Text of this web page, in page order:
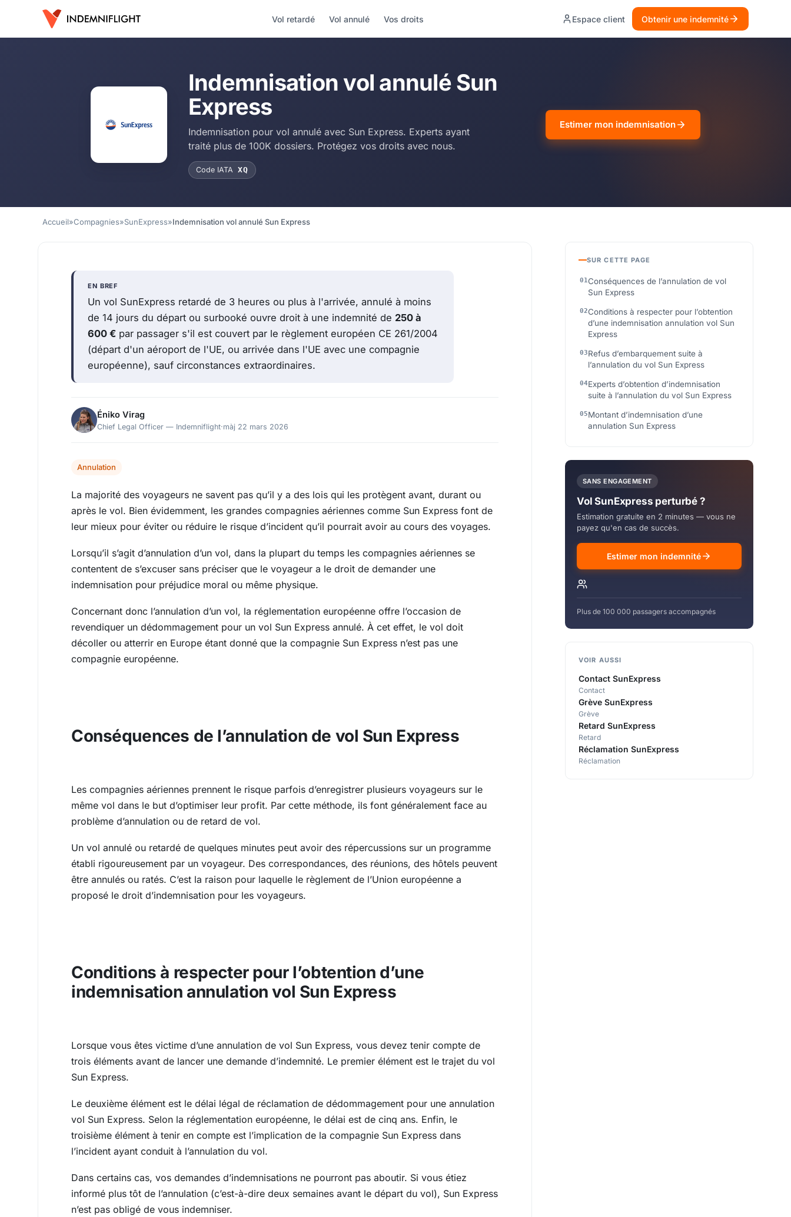
Vol retardé Vol annulé Vos droits Espace client Obtenir une indemnité
Indemnisation vol annulé Sun
Express
Indemnisation pour vol annulé avec Sun Express. Experts ayant
traité plus de 100K dossiers. Protégez vos droits avec nous.
Code IATA XQ
Estimer mon indemnisation
Accueil»Compagnies»SunExpress»Indemnisation vol annulé Sun Express
EN BREF
Un vol SunExpress retardé de 3 heures ou plus à l'arrivée, annulé à moins
de 14 jours du départ ou surbooké ouvre droit à une indemnité de 250 à
600 € par passager s'il est couvert par le règlement européen CE 261/2004
(départ d'un aéroport de l'UE, ou arrivée dans l'UE avec une compagnie
européenne), sauf circonstances extraordinaires.
Éniko Virag
Chief Legal Officer — Indemniflight·màj 22 mars 2026
Annulation
La majorité des voyageurs ne savent pas qu’il y a des lois qui les protègent avant, durant ou
après le vol. Bien évidemment, les grandes compagnies aériennes comme Sun Express font de
leur mieux pour éviter ou réduire le risque d’incident qu’il pourrait avoir au cours des voyages.
Lorsqu’il s’agit d’annulation d’un vol, dans la plupart du temps les compagnies aériennes se
contentent de s’excuser sans préciser que le voyageur a le droit de demander une
indemnisation pour préjudice moral ou même physique.
Concernant donc l’annulation d’un vol, la réglementation européenne offre l’occasion de
revendiquer un dédommagement pour un vol Sun Express annulé. À cet effet, le vol doit
décoller ou atterrir en Europe étant donné que la compagnie Sun Express n’est pas une
compagnie européenne.
Conséquences de l’annulation de vol Sun Express
Les compagnies aériennes prennent le risque parfois d’enregistrer plusieurs voyageurs sur le
même vol dans le but d’optimiser leur profit. Par cette méthode, ils font généralement face au
problème d’annulation ou de retard de vol.
Un vol annulé ou retardé de quelques minutes peut avoir des répercussions sur un programme
établi rigoureusement par un voyageur. Des correspondances, des réunions, des hôtels peuvent
être annulés ou ratés. C’est la raison pour laquelle le règlement de l’Union européenne a
proposé le droit d’indemnisation pour les voyageurs.
Conditions à respecter pour l’obtention d’une
indemnisation annulation vol Sun Express
Lorsque vous êtes victime d’une annulation de vol Sun Express, vous devez tenir compte de
trois éléments avant de lancer une demande d’indemnité. Le premier élément est le trajet du vol
Sun Express.
Le deuxième élément est le délai légal de réclamation de dédommagement pour une annulation
vol Sun Express. Selon la réglementation européenne, le délai est de cinq ans. Enfin, le
troisième élément à tenir en compte est l’implication de la compagnie Sun Express dans
l’incident ayant conduit à l’annulation du vol.
Dans certains cas, vos demandes d’indemnisations ne pourront pas aboutir. Si vous étiez
informé plus tôt de l’annulation (c’est-à-dire deux semaines avant le départ du vol), Sun Express
n’est pas obligé de vous indemniser.
SUR CETTE PAGE
Conséquences de l’annulation de vol
Sun Express
Conditions à respecter pour l’obtention
d’une indemnisation annulation vol Sun
Express
Refus d’embarquement suite à
l’annulation du vol Sun Express
Experts d’obtention d’indemnisation
suite à l’annulation du vol Sun Express
Montant d’indemnisation d’une
annulation Sun Express
SANS ENGAGEMENT
Vol SunExpress perturbé ?
Estimation gratuite en 2 minutes — vous ne
payez qu'en cas de succès.
Estimer mon indemnité
Plus de 100 000 passagers accompagnés
VOIR AUSSI
Contact SunExpress
Contact
Grève SunExpress
Grève
Retard SunExpress
Retard
Réclamation SunExpress
Réclamation